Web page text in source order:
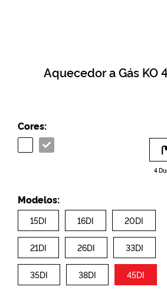
Aquecedor a Gás KO
Cores:
4
Modelos:
15DI 16DI 20DI
21DI 26DI 33DI
35DI 38DI 45DI